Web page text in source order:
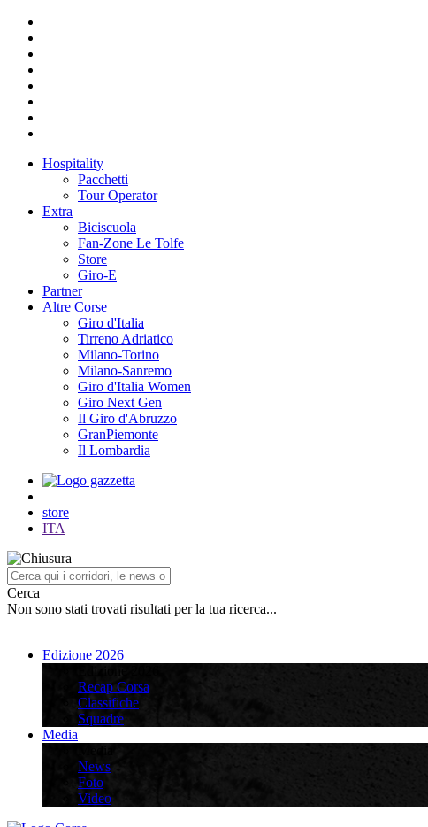
Hospitality
Pacchetti
Tour Operator
Extra
Biciscuola
Fan-Zone Le Tolfe
Store
Giro-E
Partner
Altre Corse
Giro d'Italia
Tirreno Adriatico
Milano-Torino
Milano-Sanremo
Giro d'Italia Women
Giro Next Gen
Il Giro d'Abruzzo
GranPiemonte
Il Lombardia
store
ITA
Cerca
Non sono stati trovati risultati per la tua ricerca...
Edizione 2026
Recap Corsa
Classifiche
Squadre
Media
News
Foto
Video